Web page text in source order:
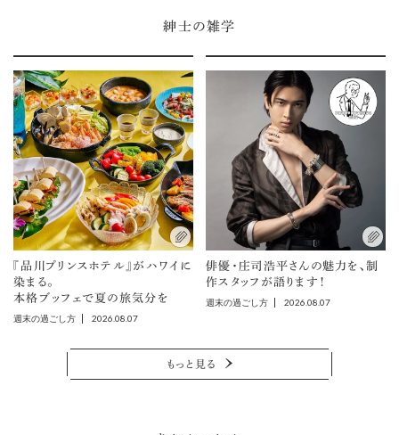
紳士の雑学
『品川プリンスホテル』がハワイに
染まる。
本格ブッフェで夏の旅気分を
週末の過ごし方 2026.08.07
俳優・庄司浩平さんの魅力を、制
作スタッフが語ります！
週末の過ごし方 2026.08.07
もっと見る